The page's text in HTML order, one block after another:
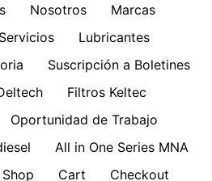
Nosotros
Marcas
Servicios
Lubricantes
Suscripción a Boletines
Filtros Keltec
Oportunidad de Trabajo
All in One Series MNA
Shop Cart Checkout